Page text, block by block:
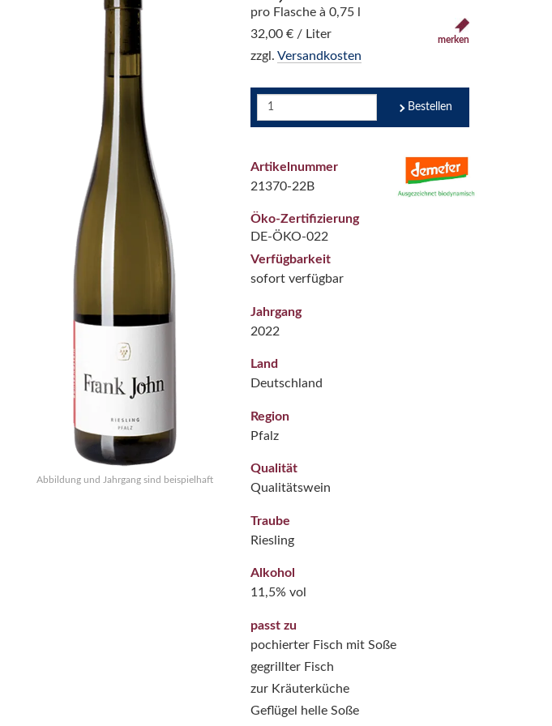
Abbildung und Jahrgang sind beispielhaft
pro Flasche à 0,75 l
32,00 € / Liter
zzgl. Versandkosten
merken
Bestellen
Artikelnummer
21370-22B
Öko-Zertifizierung
DE-ÖKO-022
Verfügbarkeit
sofort verfügbar
Jahrgang
2022
Land
Deutschland
Region
Pfalz
Qualität
Qualitätswein
Traube
Riesling
Alkohol
11,5% vol
passt zu
pochierter Fisch mit Soße
gegrillter Fisch
zur Kräuterküche
Geflügel helle Soße